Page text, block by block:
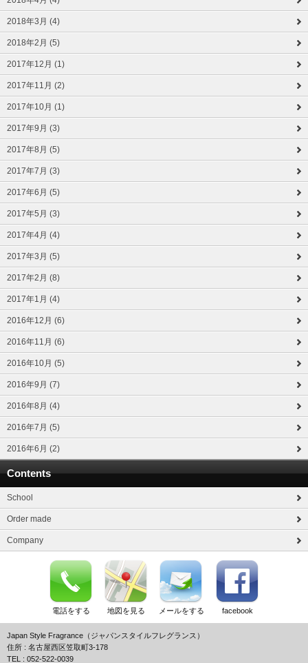
2018年3月 (4)
2018年2月 (5)
2017年12月 (1)
2017年11月 (2)
2017年10月 (1)
2017年9月 (3)
2017年8月 (5)
2017年7月 (3)
2017年6月 (5)
2017年5月 (3)
2017年4月 (4)
2017年3月 (5)
2017年2月 (8)
2017年1月 (4)
2016年12月 (6)
2016年11月 (6)
2016年10月 (5)
2016年9月 (7)
2016年8月 (4)
2016年7月 (5)
2016年6月 (2)
Contents
School
Order made
Company
電話をする 地図を見る メールをする facebook
Japan Style Fragrance（ジャパンスタイルフレグランス）
住所 : 名古屋西区笠取町3-178
TEL : 052-522-0039